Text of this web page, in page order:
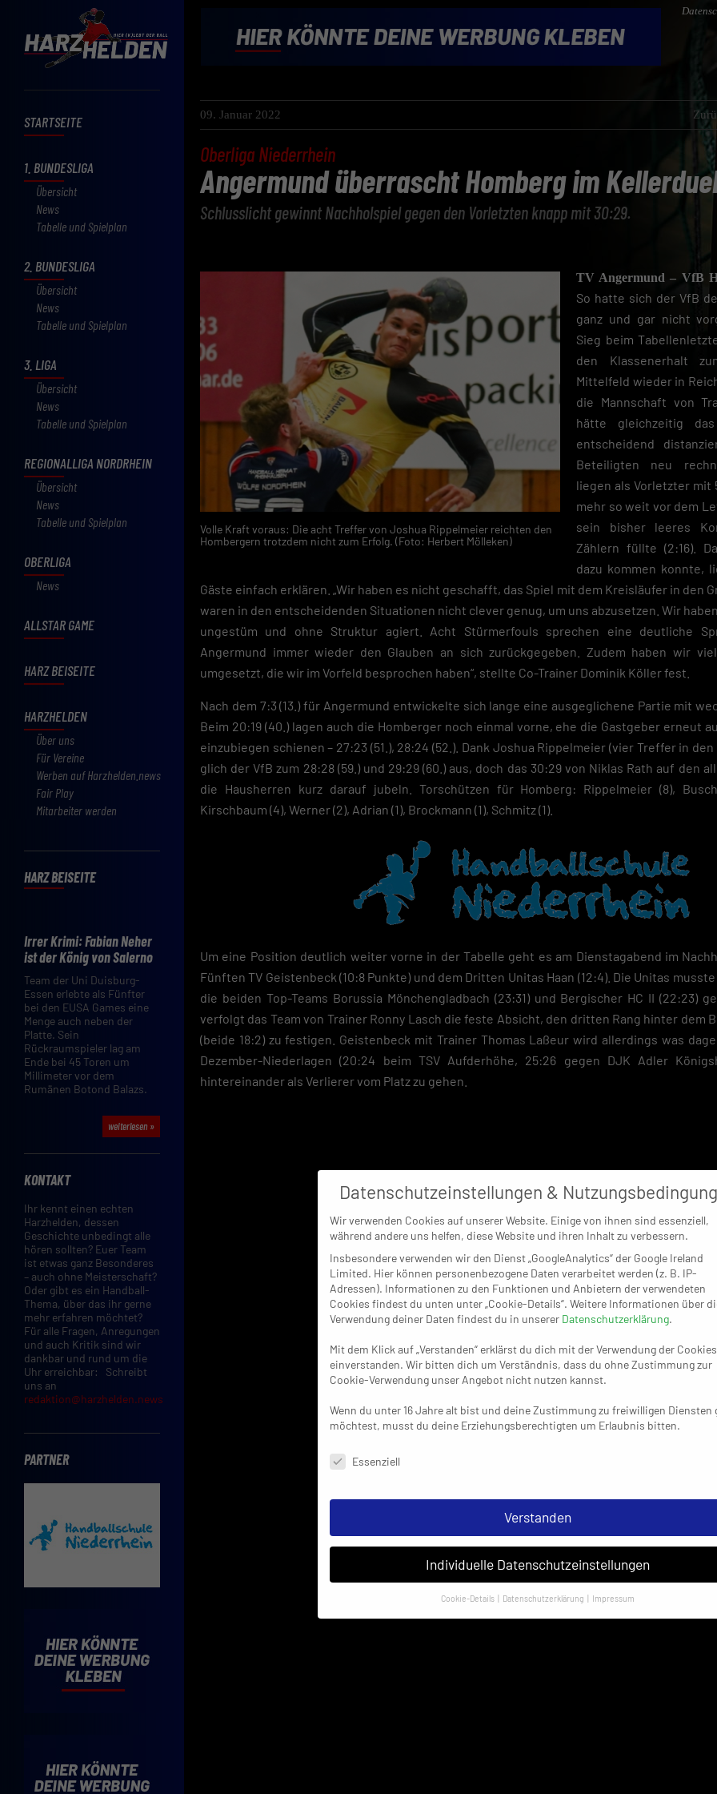
STARTSEITE
1. BUNDESLIGA
Übersicht
News
Tabelle und Spielplan
2. BUNDESLIGA
Übersicht
News
Tabelle und Spielplan
3. LIGA
Übersicht
News
Tabelle und Spielplan
REGIONALLIGA NORDRHEIN
Übersicht
News
Tabelle und Spielplan
OBERLIGA
News
ALLSTAR GAME
HARZ BEISEITE
HARZHELDEN
Über uns
Für Vereine
Werben auf Harzhelden.news
Fair Play
Mitarbeiter werden
HARZ BEISEITE
Irrer Krimi: Fabian Neher
ist der König von Salerno
Team der Uni Duisburg-
Essen erlebte als Fünfter
bei den EUSA Games eine
Menge auch neben der
Platte. Sein
Rückraumspieler lag am
Ende bei 45 Toren um
Millimeter vor dem
Rumänen Botond Balazs.
weiterlesen »
KONTAKT
Ihr kennt einen echten
Harzhelden, dessen
Geschichte unbedingt alle
hören sollten? Euer Team
ist etwas ganz Besonderes
– auch ohne Meisterschaft?
Oder gibt es ein Handball-
Thema, über das ihr gerne
mehr erfahren möchtet?
Für alle Fragen, Anregungen
und auch Kritik sind wir
dankbar und rund um die
Uhr erreichbar: Schreibt
uns an
redaktion@harzhelden.news
PARTNER
09. Januar 2022
Oberliga Niederrhein
Angermund überrascht Homberg im
Schlusslicht gewinnt Nachholspiel gegen den Vorletzten knapp mit 30:29.
Volle Kraft voraus: Die acht Treffer von Joshua Rippelmeier reichten den
Hombergern trotzdem nicht zum Erfolg. (Foto: Herbert Mölleken)
TV Angermund – VfB
So hatte sich der VfB
ganz und gar nicht
Sieg beim
den Klassenerhalt
Mittelfeld wieder in
die Mannschaft von
hätte gleichzeitig
entscheidend
Beteiligten neu
liegen als Vorletzter mit
mehr so weit vor dem
sein bisher leeres
Zählern füllte (2:16).
dazu kommen konnte,
Gäste einfach erklären. „Wir haben es nicht geschafft, das Spiel mit dem Kreisläufer in den
waren in den entscheidenden Situationen nicht clever genug, um uns abzusetzen. Wir
ungestüm und ohne Struktur agiert. Acht Stürmerfouls sprechen eine deutliche
Angermund immer wieder den Glauben an sich zurückgegeben. Zudem haben wir
umgesetzt, die wir im Vorfeld besprochen haben“, stellte Co-Trainer Dominik Köller fest.
Nach dem 7:3 (13.) für Angermund entwickelte sich lange eine ausgeglichene Partie mit
Beim 20:19 (40.) lagen auch die Homberger noch einmal vorne, ehe die Gastgeber erneut
einzubiegen schienen – 27:23 (51.), 28:24 (52.). Dank Joshua Rippelmeier (vier Treffer in
glich der VfB zum 28:28 (59.) und 29:29 (60.) aus, doch das 30:29 von Niklas Rath auf den
die Hausherren kurz darauf jubeln. Torschützen für Homberg: Rippelmeier (8),
Kirschbaum (4), Werner (2), Adrian (1), Brockmann (1), Schmitz (1).
Um eine Position deutlich weiter vorne in der Tabelle geht es am Dienstagabend im
Fünften TV Geistenbeck (10:8 Punkte) und dem Dritten Unitas Haan (12:4). Die Unitas
die beiden Top-Teams Borussia Mönchengladbach (23:31) und Bergischer HC II (22:23)
verfolgt das Team von Trainer Ronny Lasch die feste Absicht, den dritten Rang hinter dem
(beide 18:2) zu festigen. Geistenbeck mit Trainer Thomas Laßeur wird allerdings was
Dezember-Niederlagen (20:24 beim TSV Aufderhöhe, 25:26 gegen DJK Adler
hintereinander als Verlierer vom Platz zu gehen.
Datenschutzeinstellungen &
Wir verwenden Cookies auf unserer Website. Einige von ihnen sind essenziell,
während andere uns helfen, diese Website und ihren Inhalt zu verbessern.
Insbesondere verwenden wir den Dienst „GoogleAnalytics“ der Google Ireland
Limited. Hier können personenbezogene Daten verarbeitet werden (z. B. IP-
Adressen). Informationen zu den Funktionen und Anbietern der verwendeten
Cookies findest du unten unter „Cookie-Details“. Weitere Informationen über
Verwendung deiner Daten findest du in unserer Datenschutzerklärung.
Mit dem Klick auf „Verstanden“ erklärst du dich mit der Verwendung der Cookies
einverstanden. Wir bitten dich um Verständnis, dass du ohne Zustimmung zur
Cookie-Verwendung unser Angebot nicht nutzen kannst.
Wenn du unter 16 Jahre alt bist und deine Zustimmung zu freiwilligen Diensten
möchtest, musst du deine Erziehungsberechtigten um Erlaubnis bitten.
Datenschutzeinstellungen & Nutzungsbedingungen
Essenziell
Verstanden
Individuelle Datenschutzeinstellungen
Cookie-Details Datenschutzerklärung Impressum
Datenschutzeinstellungen